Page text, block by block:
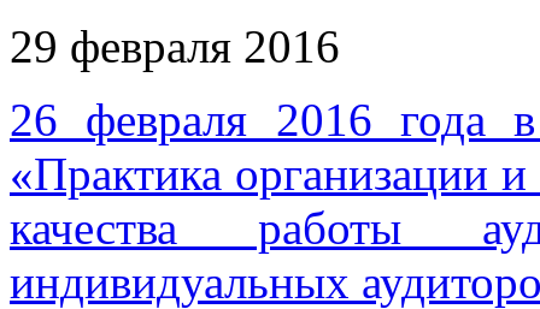
29 февраля 2016
26 февраля 2016 года
«Практика организации
качества работы
индивидуальных